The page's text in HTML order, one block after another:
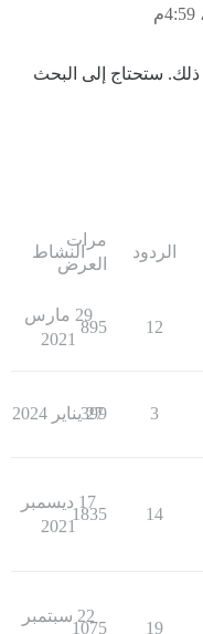
ذلك. ستحتاج إلى البحث
الردود
مرات
العرض
النشاط
12
895
29 مارس
2021
3
399
27 يناير 2024
14
1835
17 ديسمبر
2021
19
1075
22 سبتمبر